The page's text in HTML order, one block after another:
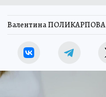
Валентина ПОЛИКАРПОВА